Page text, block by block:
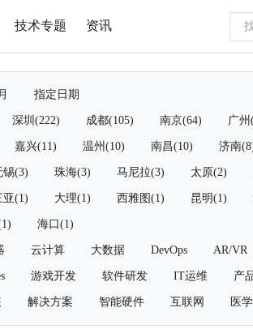
技术专题 资讯
指定日期
深圳(222) 成都(105) 南京(64) 广州
嘉兴(11) 温州(10) 南昌(10) 济南
锡(3) 珠海(3) 马尼拉(3) 太原(2)
亚(1) 大理(1) 西雅图(1) 昆明(1)
海口(1)
云计算 大数据 DevOps AR/VR
游戏开发 软件研发 IT运维 产
解决方案 智能硬件 互联网 医学